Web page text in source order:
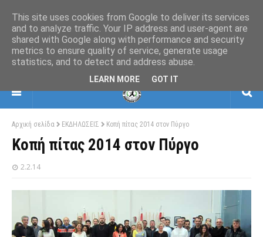
ΕΛΛΗΝΙΚΗ ΟΜΟΣΠΟΝΔΙΑ ΠΟΛΕΜΙΚΩΝ
ΤΕΧΝΩΝ
ΒΗΜΑΤΙΣΜΩΝ-ΣΚΙΑΜΑΧΙΑΣ-ΚΡΟΥΣΕΩΝ
Αρχική σελίδα ΕΚΔΗΛΩΣΕΙΣ Κοπή πίτας 2014 στον Πύργο
Κοπή πίτας 2014 στον Πύργο
2.2.14
This site uses cookies from Google to deliver its services
and to analyze traffic. Your IP address and user-agent are
shared with Google along with performance and security
metrics to ensure quality of service, generate usage
statistics, and to detect and address abuse.
LEARN MORE GOT IT